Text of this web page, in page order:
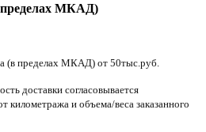
пределах МКАД)
(в пределах МКАД) от 50тыс.руб.
доставки согласовывается
километража и объема/веса заказанного